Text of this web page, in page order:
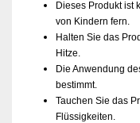
Dieses Produkt ist
von Kindern fern.
Halten Sie das
Hitze.
Die Anwendung
bestimmt.
Tauchen Sie das
Flüssigkeiten.